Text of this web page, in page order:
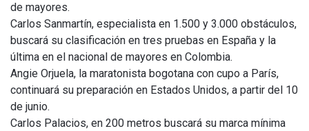
de mayores.
Carlos Sanmartín, especialista en 1.500 y 3.000 obstáculos,
buscará su clasificación en tres pruebas en España y la
última en el nacional de mayores en Colombia.
Angie Orjuela, la maratonista bogotana con cupo a París,
continuará su preparación en Estados Unidos, a partir del 10
de junio.
Carlos Palacios, en 200 metros buscará su marca mínima